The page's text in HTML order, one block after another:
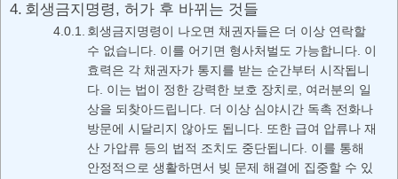
회생금지명령, 허가 후 바뀌는 것들
회생금지명령이 나오면 채권자들은 더 이상 연락할
수 없습니다. 이를 어기면 형사처벌도 가능합니다. 이
효력은 각 채권자가 통지를 받는 순간부터 시작됩니
다. 이는 법이 정한 강력한 보호 장치로, 여러분의 일
상을 되찾아드립니다. 더 이상 심야시간 독촉 전화나
방문에 시달리지 않아도 됩니다. 또한 급여 압류나 재
산 가압류 등의 법적 조치도 중단됩니다. 이를 통해
안정적으로 생활하면서 빚 문제 해결에 집중할 수 있